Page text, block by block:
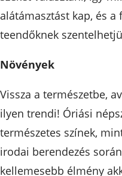
alátámasztást kap, és
teendőknek
Növények
Vissza a természetbe,
ilyen trendi! Óriási
természetes színek,
irodai berendezés
kellemesebb élmény